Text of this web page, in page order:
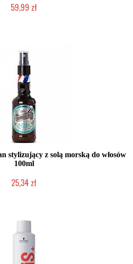
59,99 zł
stylizujący z solą morską do włosów
100ml
25,34 zł